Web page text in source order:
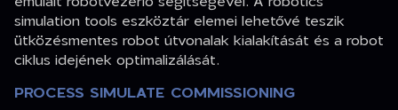
simulation tools eszköztár elemei lehetővé teszik
ütközésmentes robot útvonalak kialakítását és a robot
ciklus idejének optimalizálását.
PROCESS SIMULATE COMMISSIONING